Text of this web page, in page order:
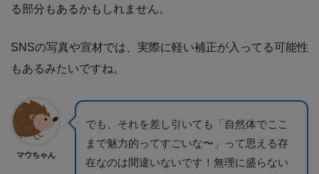
る部分もあるかもしれません。
SNSの写真や宣材では、実際に軽い補正が入ってる可能性
もあるみたいですね。
マウちゃん
でも、それを差し引いても「自然体でここ
まで魅力的ってすごいな〜」って思える存
在なのは間違いないです！無理に盛らない